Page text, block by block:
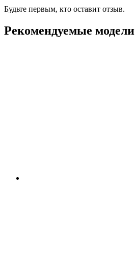
Будьте первым, кто оставит отзыв.
Рекомендуемые модели